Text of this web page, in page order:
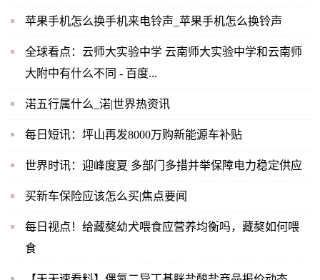
苹果手机怎么换手机来电铃声_苹果手机怎么换铃声
全球看点：云师大实验中学 云南师大实验中学和云南师
大附中有什么不同 - 百度...
渃五行属什么_渃|世界热资讯
每日短讯：坪山再发8000万购新能源车补贴
世界时讯：迎峰度夏 多部门多措并举保障电力稳定供应
买新车保险应该怎么买|焦点要闻
每日视点！给藏獒幼犬喂食应营养均衡吗，藏獒如何喂
食